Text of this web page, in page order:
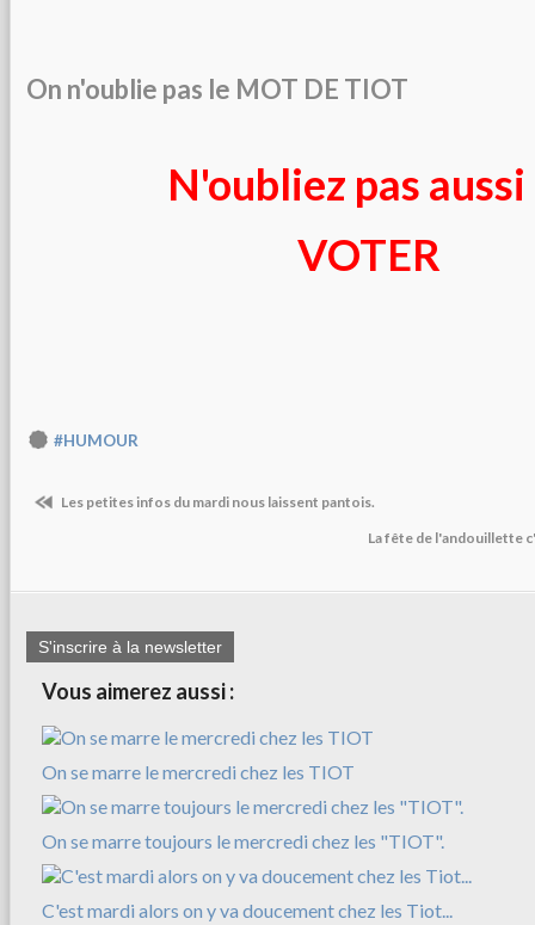
On n'oublie pas le MOT DE TIOT
N'oubliez pas aussi
VOTER
#HUMOUR
Les petites infos du mardi nous laissent pantois.
La fête de l'andouillette
S'inscrire à la newsletter
Vous aimerez aussi :
On se marre le mercredi chez les TIOT
On se marre toujours le mercredi chez les "TIOT".
C'est mardi alors on y va doucement chez les Tiot...